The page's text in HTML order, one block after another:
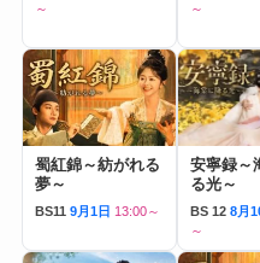
～
～
蜀紅錦～紡がれる
夢～
BS11 9月1日 13:00～
安寧録～
る光～
BS 12 8月
～